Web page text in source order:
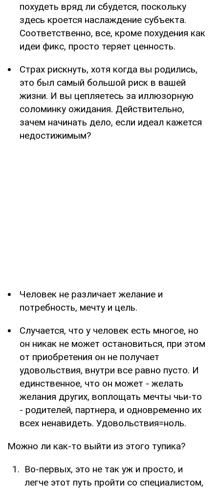
похудеть вряд ли сбудется, поскольку
здесь кроется наслаждение субъекта.
Соответственно, все, кроме похудения как
идеи фикс, просто теряет ценность.
Страх рискнуть, хотя когда вы родились,
это был самый большой риск в вашей
жизни. И вы цепляетесь за иллюзорную
соломинку ожидания. Действительно,
зачем начинать дело, если идеал кажется
недостижимым?
Человек не различает желание и
потребность, мечту и цель.
Случается, что у человек есть многое, но
он никак не может остановиться, при этом
от приобретения он не получает
удовольствия, внутри все равно пусто. И
единственное, что он может - желать
желания других, воплощать мечты чьи-то
- родителей, партнера, и одновременно их
всех ненавидеть. Удовольствия=ноль.
Можно ли как-то выйти из этого тупика?
Во-первых, это не так уж и просто, и
легче этот путь пройти со специалистом,